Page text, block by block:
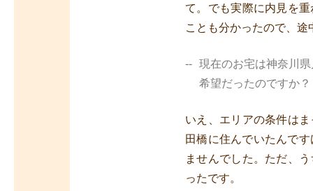
て。でも実際に内見を
ことも分かったので、
現在のお宅は神奈川
希望だったのですか？
いえ、エリアの条件は
田橋に住んでいたんで
ませんでした。ただ、
ったです。